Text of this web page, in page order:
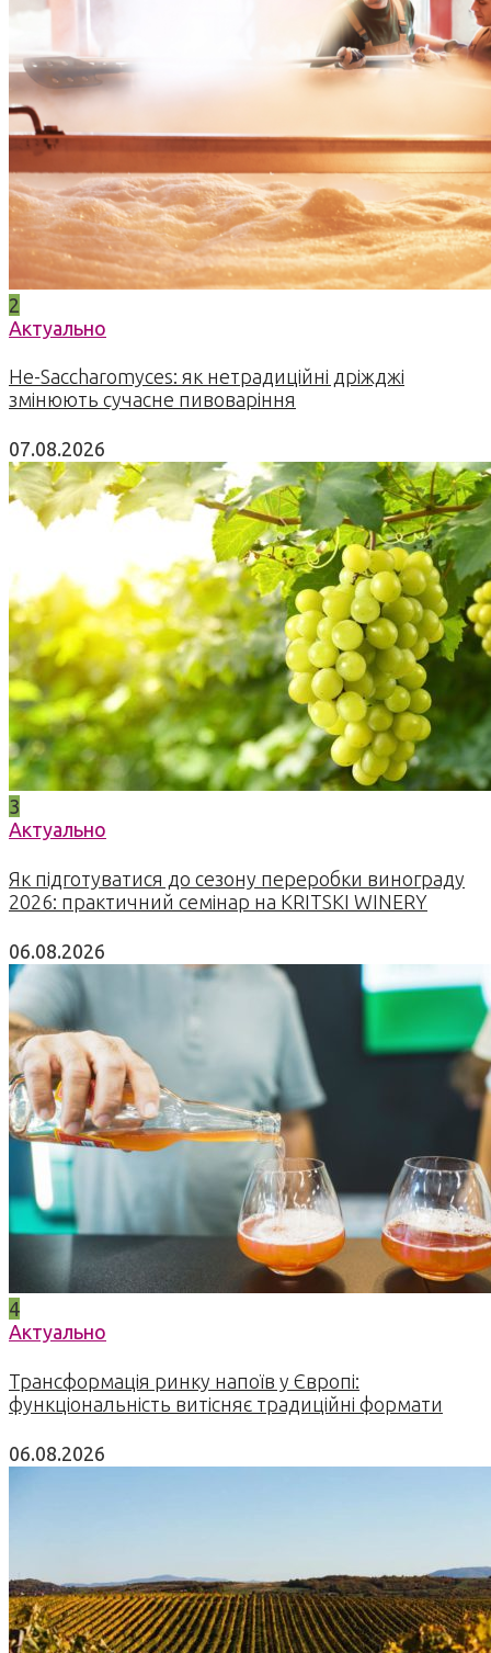
2
Актуально
Не-Saccharomyces: як нетрадиційні дріжджі
змінюють сучасне пивоваріння
07.08.2026
3
Актуально
Як підготуватися до сезону переробки винограду
2026: практичний семінар на KRITSKI WINERY
06.08.2026
4
Актуально
Трансформація ринку напоїв у Європі:
функціональність витісняє традиційні формати
06.08.2026